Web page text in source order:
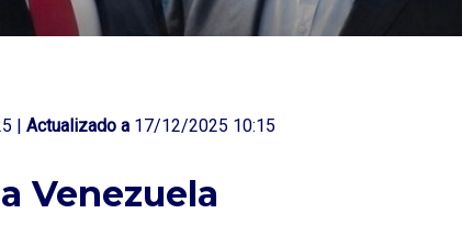
| Actualizado a 17/12/2025 10:15
Venezuela